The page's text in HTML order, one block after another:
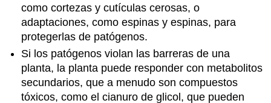
como cortezas y cutículas cerosas, o
adaptaciones, como espinas y espinas, para
protegerlas de patógenos.
Si los patógenos violan las barreras de una
planta, la planta puede responder con metabolitos
secundarios, que a menudo son compuestos
tóxicos, como el cianuro de glicol, que pueden